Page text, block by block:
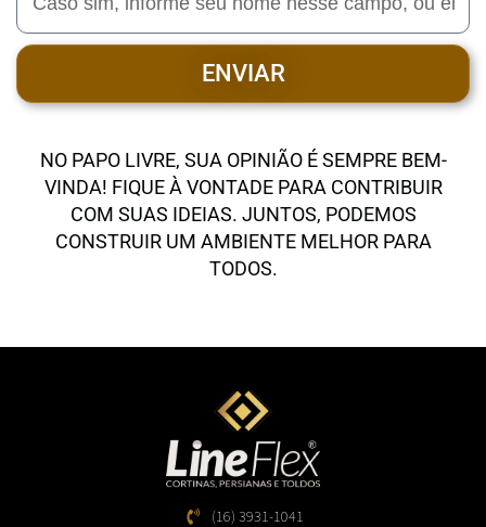
ENVIAR
NO PAPO LIVRE, SUA OPINIÃO É SEMPRE BEM-
VINDA! FIQUE À VONTADE PARA CONTRIBUIR
COM SUAS IDEIAS. JUNTOS, PODEMOS
CONSTRUIR UM AMBIENTE MELHOR PARA
TODOS.
(16) 3931-1041